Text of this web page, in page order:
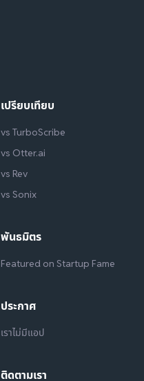
เปรียบเทียบ
vs TurboScribe
vs Otter.ai
vs Rev
vs Sonix
พันธมิตร
Featured on Startup Fame
ประกาศ
เราไม่มีแอป
ติดตามเรา